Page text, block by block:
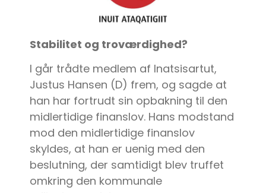
Stabilitet og troværdighed?
I går trådte medlem af Inatsisartut,
Justus Hansen (D) frem, og sagde at
han har fortrudt sin opbakning til den
midlertidige finanslov. Hans modstand
mod den midlertidige finanslov
skyldes, at han er uenig med den
beslutning, der samtidigt blev truffet
omkring den kommunale